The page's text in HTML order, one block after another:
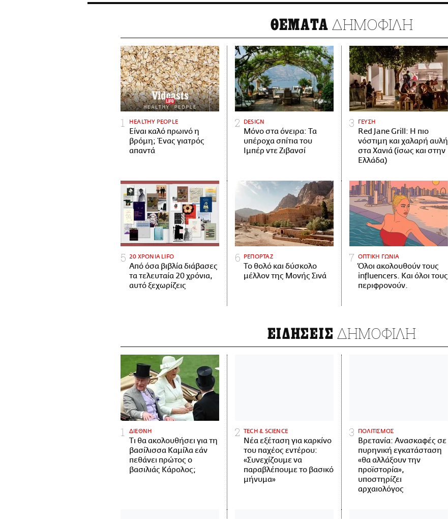
ΘΕΜΑΤΑ ΔΗΜΟΦΙΛΗ
HEALTHY PEOPLE
Είναι καλό πρωινό η
βρόμη; Ένας γιατρός
απαντά
DESIGN
Μόνο στα όνειρα: Τα
υπέροχα σπίτια του
Ιμπέρ ντε Ζιβανσί
ΓΕΥΣΗ
Red Jane Grill: Η πιο
νόστιμη και χαλαρή αυλή
στα Χανιά (ίσως και στην
Ελλάδα)
20 ΧΡΟΝΙΑ LIFO
Από όσα βιβλία διάβασες
τα τελευταία 20 χρόνια,
αυτό ξεχωρίζεις
ΡΕΠΟΡΤΑΖ
Το θολό και δύσκολο
μέλλον της Μονής Σινά
ΟΠΤΙΚΗ ΓΩΝΙΑ
Όλοι ακολουθούν τους
influencers. Και όλοι τους
περιφρονούν.
ΕΙΔΗΣΕΙΣ ΔΗΜΟΦΙΛΗ
ΔΙΕΘΝΗ
Τι θα ακολουθήσει για τη
βασίλισσα Καμίλα εάν
πεθάνει πρώτος ο
βασιλιάς Κάρολος;
ΤECH & SCIENCE
Νέα εξέταση για καρκίνο
του παχέος εντέρου:
«Συνεχίζουμε να
παραβλέπουμε το βασικό
μήνυμα»
ΠΟΛΙΤΙΣΜΟΣ
Βρετανία: Ανασκαφές σε
πυρηνική εγκατάσταση
«θα αλλάξουν την
προϊστορία»,
υποστηρίζει
αρχαιολόγος